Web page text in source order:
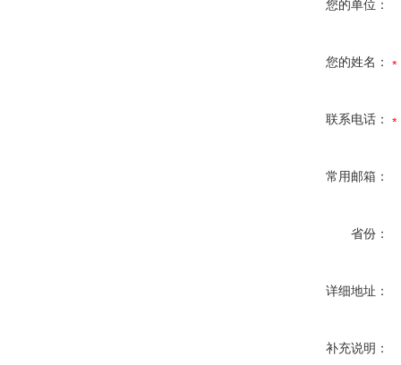
您的单位：
您的姓名：
联系电话：
常用邮箱：
省份：
详细地址：
补充说明：